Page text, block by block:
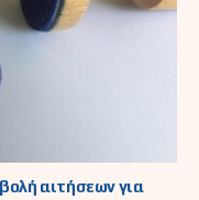
αιτήσεων για